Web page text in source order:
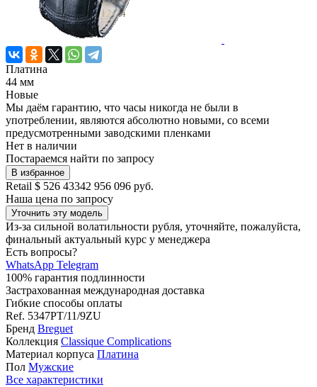
Платина
44 мм
Новые
Мы даём гарантию, что часы никогда не были в
употреблении, являются абсолютно новыми, со всеми
предусмотренными заводскими пленками
Нет в наличии
Постараемся найти по запросу
В избранное
Retail $ 526 43342 956 096 руб.
Наша цена по запросу
Уточнить эту модель
Из-за сильной волатильности рубля, уточняйте, пожалуйста,
финальный актуальный курс у менеджера
Есть вопросы?
WhatsApp Telegram
100% гарантия подлинности
Застрахованная международная доставка
Гибкие способы оплаты
Ref. 5347PT/11/9ZU
Бренд Breguet
Коллекция Classique Complications
Материал корпуса Платина
Пол Мужские
Все характеристики